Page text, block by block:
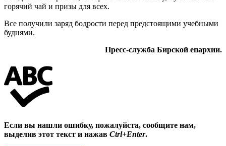
горячий чай и призы для всех.
Все получили заряд бодрости перед предстоящими учебными
буднями.
Пресс-служба Бирской епархии.
Если вы нашли ошибку, пожалуйста, сообщите нам,
выделив этот текст и нажав Ctrl+Enter.